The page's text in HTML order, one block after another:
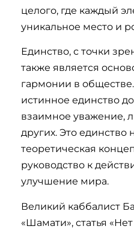
целого, где каждый
уникальное место и
Единство, с точки
также является
гармонии в
истинное единство
взаимное уважение,
других. Это единство
теоретическая
руководство к
улучшение мира.
Великий каббалист
«Ша­ма­ти», ста­тья